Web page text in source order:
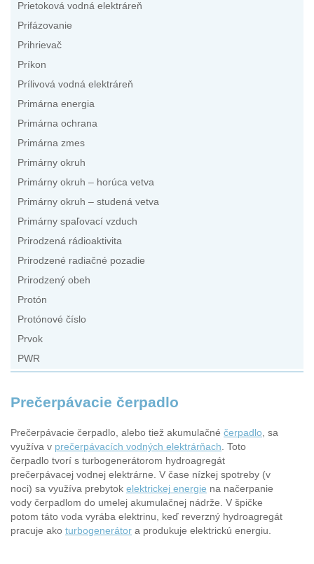
Prietoková vodná elektráreň
Prifázovanie
Prihrievač
Príkon
Prílivová vodná elektráreň
Primárna energia
Primárna ochrana
Primárna zmes
Primárny okruh
Primárny okruh – horúca vetva
Primárny okruh – studená vetva
Primárny spaľovací vzduch
Prirodzená rádioaktivita
Prirodzené radiačné pozadie
Prirodzený obeh
Protón
Protónové číslo
Prvok
PWR
Prečerpávacie čerpadlo
Prečerpávacie čerpadlo, alebo tiež akumulačné čerpadlo , sa
využíva v prečerpávacích vodných elektrárňach . Toto
čerpadlo tvorí s turbogenerátorom hydroagregát
prečerpávacej vodnej elektrárne. V čase nízkej spotreby (v
noci) sa využíva prebytok elektrickej energie na načerpanie
vody čerpadlom do umelej akumulačnej nádrže. V špičke
potom táto voda vyrába elektrinu, keď reverzný hydroagregát
pracuje ako turbogenerátor a produkuje elektrickú energiu.